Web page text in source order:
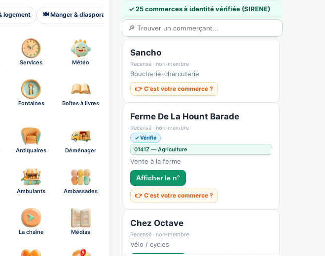
logement 🍽️ Manger & diaspora
Services Météo
Fontaines Boîtes à livres
Antiquaires Déménager
Ambulants Ambassades
La chaîne Médias
✓ 25 commerces à identité vérifiée (SIRENE)
Sancho
Recensé · non-membre
Boucherie-charcuterie
👉 C'est votre commerce ?
Ferme De La Hount Barade
Recensé · non-membre
✓ Vérifié
0141Z — Agriculture
Vente à la ferme
Afficher le n°
👉 C'est votre commerce ?
Chez Octave
Recensé · non-membre
Vélo / cycles